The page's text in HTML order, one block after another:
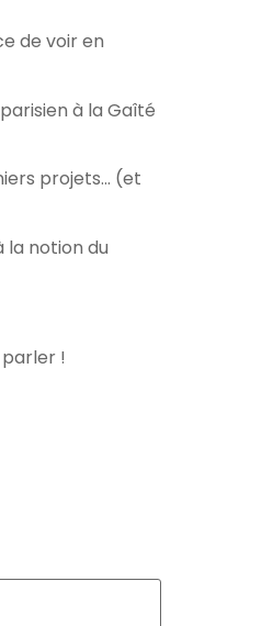
keys
or
volume.
de voir en
à la Gaîté
projets… (et
la notion du
!